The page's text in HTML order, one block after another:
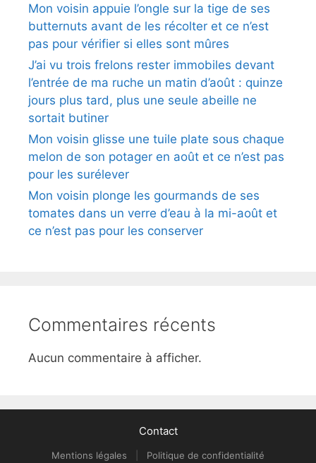
Mon voisin appuie l’ongle sur la tige de ses
butternuts avant de les récolter et ce n’est
pas pour vérifier si elles sont mûres
J’ai vu trois frelons rester immobiles devant
l’entrée de ma ruche un matin d’août : quinze
jours plus tard, plus une seule abeille ne
sortait butiner
Mon voisin glisse une tuile plate sous chaque
melon de son potager en août et ce n’est pas
pour les surélever
Mon voisin plonge les gourmands de ses
tomates dans un verre d’eau à la mi-août et
ce n’est pas pour les conserver
Commentaires récents
Aucun commentaire à afficher.
Contact
Mentions légales Politique de confidentialité